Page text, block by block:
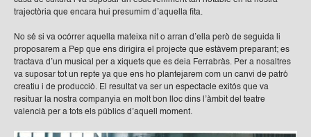
trajectòria que encara hui presumim d’aquella fita.
No sé si va ocórrer aquella mateixa nit o arran d’ella però de seguida li
proposarem a Pep que ens dirigira el projecte que estàvem preparant; es
tractava d’un musical per a xiquets que es deia Ferrabràs. Per a nosaltres
va suposar tot un repte ya que ens ho plantejarem com un canvi de patró
creatiu i de producció. El resultat va ser un espectacle exitós que va
resituar la nostra companyia en molt bon lloc dins l’àmbit del teatre
valencià per a tots els públics d’aquell moment.